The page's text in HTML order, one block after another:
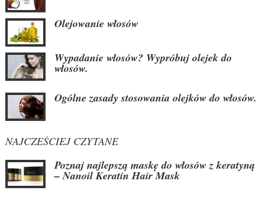
Olejowanie włosów
Wypadanie włosów? Wypróbuj olejek do
włosów.
Ogólne zasady stosowania olejków do włosów.
NAJCZEŚCIEJ CZYTANE
Poznaj najlepszą maskę do włosów z keratyną
– Nanoil Keratin Hair Mask